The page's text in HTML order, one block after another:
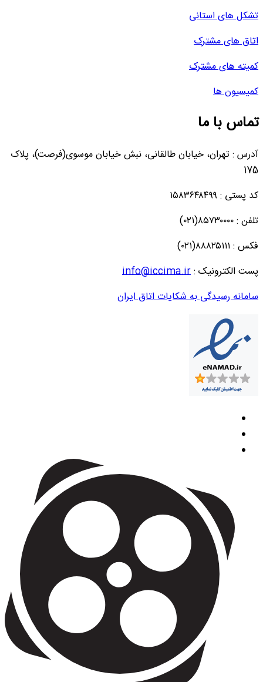
تشکل های استانی
اتاق های مشترک
کمیته های مشترک
کمیسیون ها
تماس با ما
آدرس : تهران، خیابان طالقانی، نبش خیابان موسوی(فرصت)، پلاک
175
کد پستی : ۱۵۸۳۶۴۸۴۹۹
تلفن : ۸۵۷۳۰۰۰۰(۰۲۱)
فکس : ۸۸۸۲۵۱۱۱(۰۲۱)
پست الکترونیک :info@iccima.ir
سامانه رسیدگی به شکایات اتاق ایران